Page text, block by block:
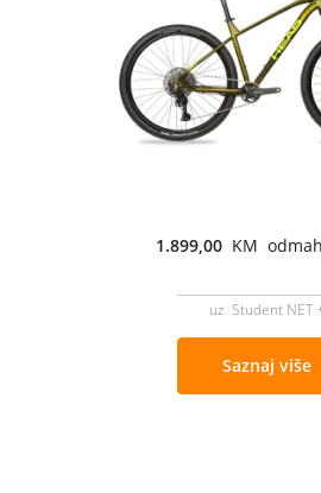
1.899,00 KM odmah
uz Student NET
Saznaj više